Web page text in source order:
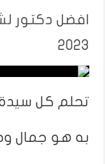
افضل دكتور
2023
تحلم كل سيدة
به هو جمال